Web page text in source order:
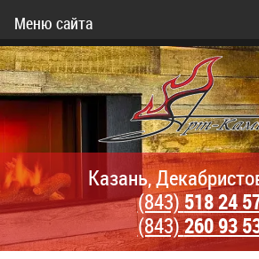
Меню сайта
Казань,
(843)518 24
(843)260 93